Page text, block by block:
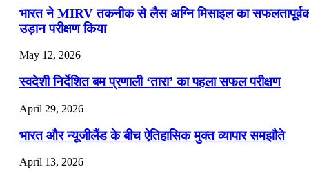
भारत ने MIRV तकनीक से लैस अग्नि मिसाइल का
उड़ान परीक्षण किया
May 12, 2026
स्वदेशी निर्देशित बम प्रणाली ‘तारा’ का पहला सफल परीक्षण
April 29, 2026
भारत और न्यूजीलैंड के बीच ऐतिहासिक मुक्त व्यापार समझौते
April 13, 2026